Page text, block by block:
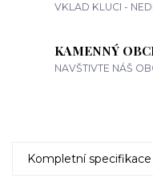
VKLAD KLUCI -
KAMENNÝ
NAVŠTIVTE NÁŠ
Kompletní specifikace